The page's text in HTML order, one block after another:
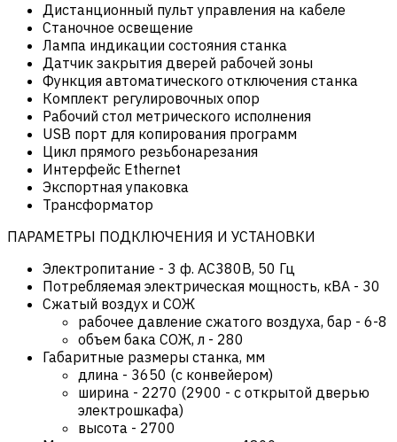
Дистанционный пульт управления на кабеле
Станочное освещение
Лампа индикации состояния станка
Датчик закрытия дверей рабочей зоны
Функция автоматического отключения станка
Комплект регулировочных опор
Рабочий стол метрического исполнения
USB порт для копирования программ
Цикл прямого резьбонарезания
Интерфейс Ethernet
Экспортная упаковка
Трансформатор
ПАРАМЕТРЫ ПОДКЛЮЧЕНИЯ И УСТАНОВКИ
Электропитание - 3 ф. AC380В, 50 Гц
Потребляемая электрическая мощность, кВА - 30
Сжатый воздух и СОЖ
рабочее давление сжатого воздуха, бар - 6-8
объем бака СОЖ, л - 280
Габаритные размеры станка, мм
длина - 3650 (с конвейером)
ширина - 2270 (2900 - с открытой дверью
электрошкафа)
высота - 2700